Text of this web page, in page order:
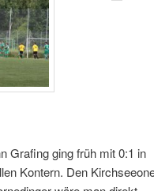
Grafing ging früh mit 0:1 in
Kontern. Den